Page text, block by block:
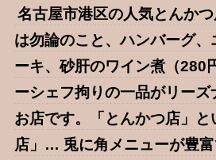
名古屋市港区の人気とんか
は勿論のこと、ハンバーグ
ーキ、砂肝のワイン煮（280
ーシェフ拘りの一品がリーズ
お店です。「とんかつ店」と
店」… 兎に角メニューが豊富